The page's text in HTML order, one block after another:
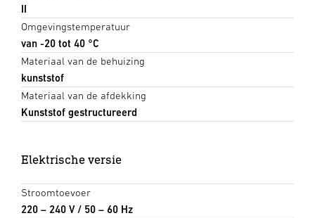
II
Omgevingstemperatuur
van -20 tot 40 °C
Materiaal van de behuizing
kunststof
Materiaal van de afdekking
Kunststof gestructureerd
Elektrische versie
Stroomtoevoer
220 – 240 V / 50 – 60 Hz